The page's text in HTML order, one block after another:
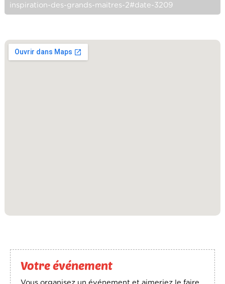
inspiration-des-grands-maitres-2#date-3209
Votre événement